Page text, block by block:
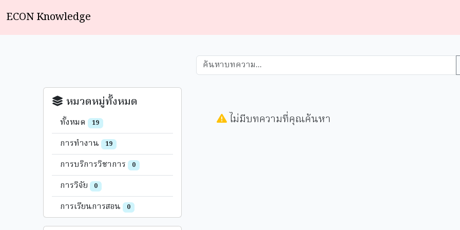
ECON Knowledge
หมวดหมู่ทั้งหมด
ทั้งหมด 19
การทำงาน 19
การบริการวิชาการ 0
การวิจัย 0
การเรียนการสอน 0
ไม่มีบทความที่คุณค้นหา